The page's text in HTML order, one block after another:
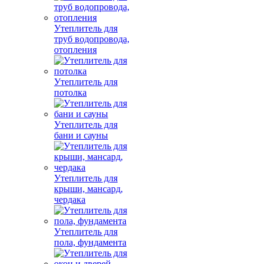
Утеплитель для
труб водопровода,
отопления
Утеплитель для
потолка
Утеплитель для
бани и сауны
Утеплитель для
крыши, мансард,
чердака
Утеплитель для
пола, фундамента